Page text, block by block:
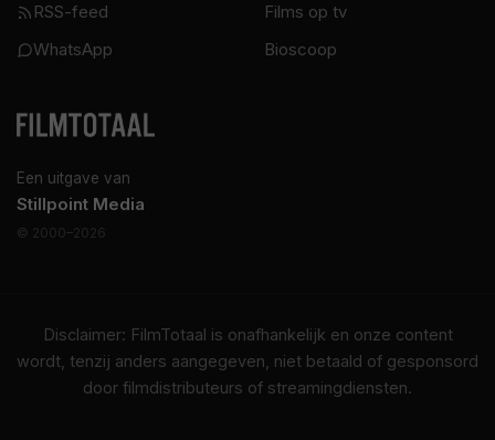
Een uitgave van
Stillpoint Media
© 2000–2026
RSS-feed
WhatsApp
Films op tv
Bioscoop
Disclaimer: FilmTotaal is onafhankelijk en onze content
wordt, tenzij anders aangegeven, niet betaald of gesponsord
door filmdistributeurs of streamingdiensten.